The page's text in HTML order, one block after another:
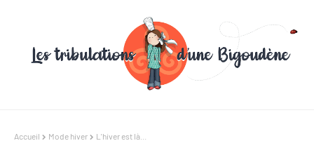
Accueil Mode hiver L'hiver est là...